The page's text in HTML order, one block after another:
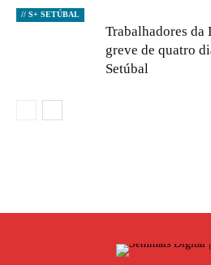
// S+ SETÚBAL
Trabalhadores da
greve de quatro
Setúbal